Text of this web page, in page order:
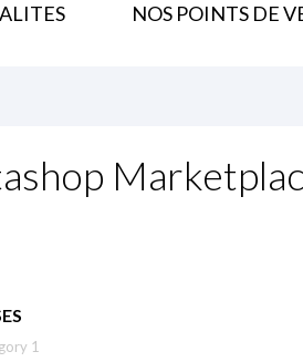
NOS POINTS DE
1